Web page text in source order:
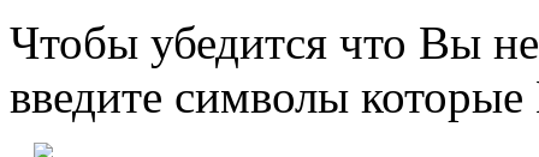
Чтобы убедится что Вы
введите символы